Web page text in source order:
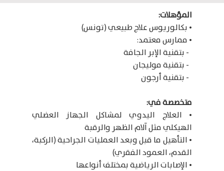
المؤهلات:
• بكالوريوس علاج طبيعي (تونس)
• ممارس معتمد:
- بتقنية الإبر الجافة
- بتقنية موليجان
- بتقنية أرجون
متخصصة في:
• العلاج اليدوي لمشاكل الجهاز العضلي
الهيكلي مثل آلام الظهر والرقبة
• التأهيل ما قبل وبعد العمليات الجراحية (الركبة،
القدم، العمود الفقري)
• الإصابات الرياضية بمختلف أنواعها